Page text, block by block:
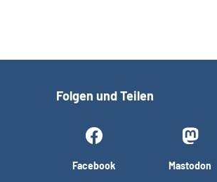
Folgen und Teilen
Facebook Mastodon